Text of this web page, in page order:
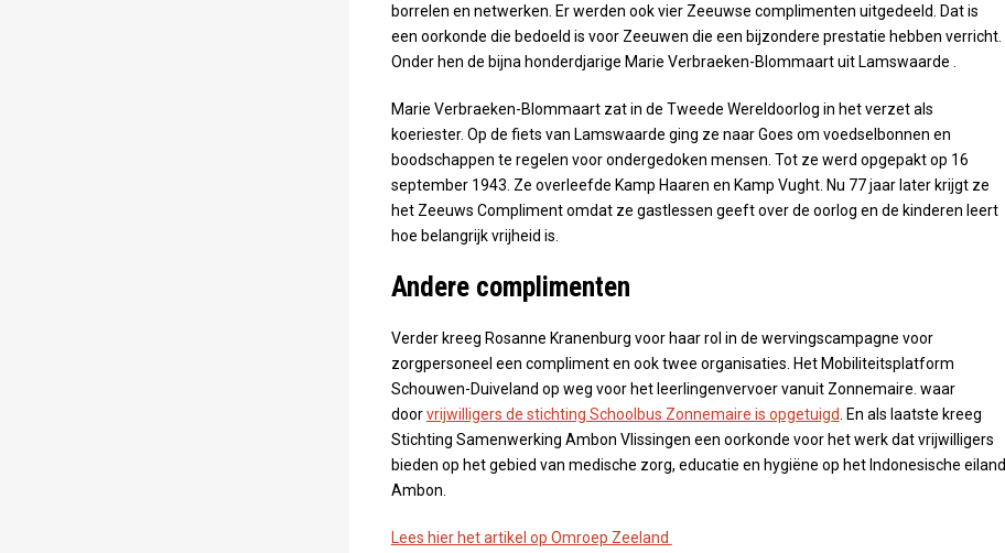
borrelen en netwerken. Er werden ook vier Zeeuwse complimenten uitgedeeld. Dat is
een oorkonde die bedoeld is voor Zeeuwen die een bijzondere prestatie hebben verricht.
Onder hen de bijna honderdjarige Marie Verbraeken-Blommaart uit Lamswaarde .
Marie Verbraeken-Blommaart zat in de Tweede Wereldoorlog in het verzet als
koeriester. Op de fiets van Lamswaarde ging ze naar Goes om voedselbonnen en
boodschappen te regelen voor ondergedoken mensen. Tot ze werd opgepakt op 16
september 1943. Ze overleefde Kamp Haaren en Kamp Vught. Nu 77 jaar later krijgt ze
het Zeeuws Compliment omdat ze gastlessen geeft over de oorlog en de kinderen leert
hoe belangrijk vrijheid is.
Andere complimenten
Verder kreeg Rosanne Kranenburg voor haar rol in de wervingscampagne voor
zorgpersoneel een compliment en ook twee organisaties. Het Mobiliteitsplatform
Schouwen-Duiveland op weg voor het leerlingenvervoer vanuit Zonnemaire. waar
doorvrijwilligers de stichting Schoolbus Zonnemaire is opgetuigd
. En als laatste kreeg
Stichting Samenwerking Ambon Vlissingen een oorkonde voor het werk dat vrijwilligers
bieden op het gebied van medische zorg, educatie en hygiëne op het Indonesische eiland
Ambon.
Lees hier het artikel op Omroep Zeeland